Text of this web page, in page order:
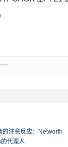
修改或删除处理。